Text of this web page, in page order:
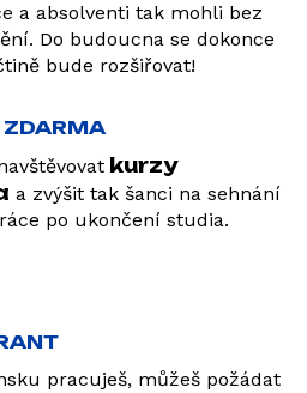
a absolventi tak mohli bez
Do budoucna se dokonce
bude rozšiřovat!
ZDARMA
kurzy
a zvýšit tak šanci na sehnání
po ukončení studia.
pracuješ, můžeš požádat